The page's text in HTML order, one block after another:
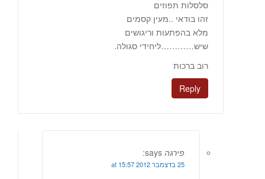
סלסלות תפוזים
זהו בודאי ..מעין קסמים
מלא בהפתעות וריגושים
שיש…………ליחידי סגולה.
רוב ברכות
Reply
פירגה says:
25 בדצמבר 2012 at 15:57